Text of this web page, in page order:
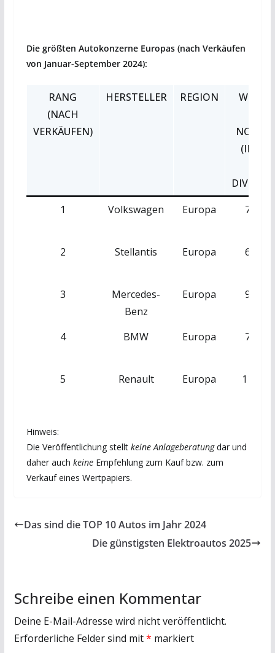
Die größten Autokonzerne Europas (nach Verkäufen
von Januar-September 2024):
RANG
(NACH
VERKÄUFEN)
HERSTELLER REGION
WERT
(IN
1
Volkswagen Europa
2 Stellantis Europa
3
Mercedes-
Benz
Europa
4 BMW Europa
5 Renault Europa
Hinweis:
Die Veröffentlichung stellt keine Anlageberatungdar und
daher auch keineEmpfehlung zum Kauf bzw. zum
Verkauf eines Wertpapiers.
Das sind die TOP 10 Autos im Jahr 2024
Die günstigsten Elektroautos 2025
Schreibe einen Kommentar
Deine E-Mail-Adresse wird nicht veröffentlicht.
Erforderliche Felder sind mit* markiert